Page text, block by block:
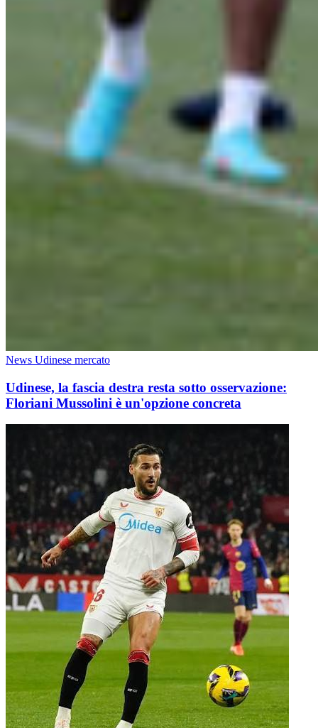
News Udinese mercato
Udinese, la fascia destra resta sotto osservazione:
Floriani Mussolini è un'opzione concreta